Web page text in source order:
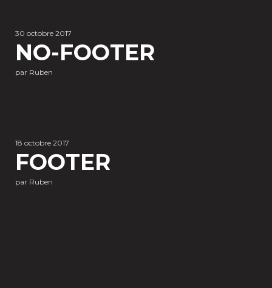
30 octobre 2017
NO-FOOTER
par Ruben
18 octobre 2017
FOOTER
par Ruben